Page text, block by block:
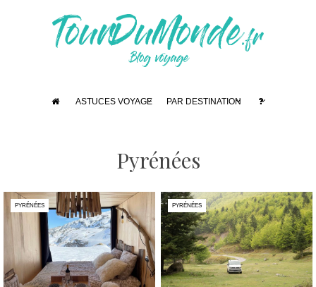
ASTUCES VOYAGE PAR DESTINATION
Pyrénées
PYRÉNÉES PYRÉNÉES